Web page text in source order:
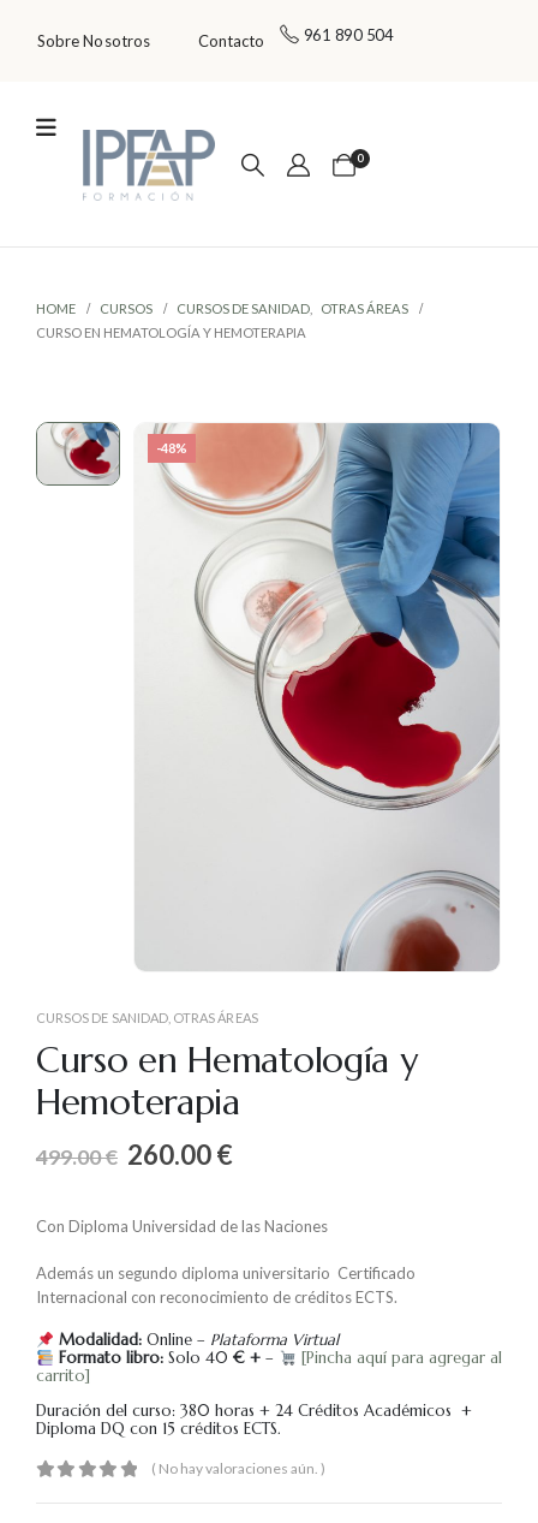
Sobre Nosotros Contacto 961 890 504
0
HOME CURSOS CURSOS DE SANIDAD
OTRAS ÁREAS
CURSO EN HEMATOLOGÍA Y HEMOTERAPIA
-48%
CURSOS DE SANIDAD, OTRAS ÁREAS
Curso en Hematología y
Hemoterapia
499.00€ 260.00€
Con Diploma Universidad de las Naciones
Además un segundo diploma universitario Certificado
Internacional con reconocimiento de créditos ECTS.
Modalidad:Online – Plataforma Virtual
Formato libro:Solo 40 € +–
[Pincha aquí para agregar al
carrito]
Duración del curso: 380 horas + 24 Créditos Académicos +
Diploma DQ con 15 créditos ECTS.
( No hay valoraciones aún. )